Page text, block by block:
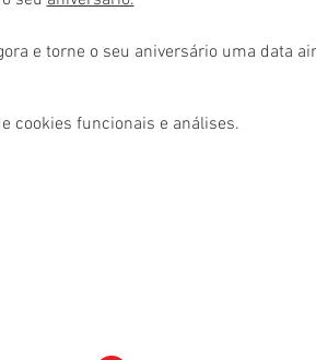
e torne o seu aniversário uma data
cookies funcionais e análises.